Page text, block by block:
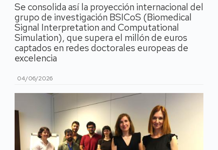
Se consolida así la proyección internacional del
grupo de investigación BSICoS (Biomedical
Signal Interpretation and Computational
Simulation), que supera el millón de euros
captados en redes doctorales europeas de
excelencia
04/06/2026